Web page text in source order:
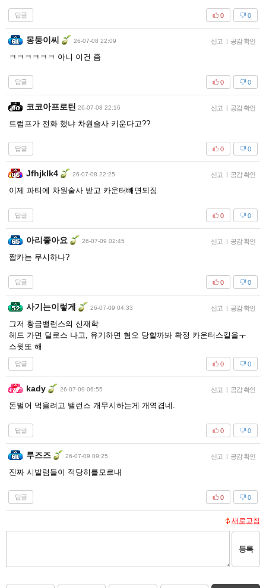
답글 0
0
몽둥이씨 26-07-08 22:09 신고 공감 확인
ㅋㅋㅋㅋㅋㅋ 아니 이건 좀
답글 0
0
코코아프로틴 26-07-08 22:16 신고 공감 확인
트럼프가 전화 했냐 차원술사 키운다고??
답글 0
0
Jfhjklk4 26-07-08 22:25 신고 공감 확인
이제 파티에 차원술사 받고 카운터빼면되징
답글 0
0
아리좋아요 26-07-09 02:45 신고 공감 확인
짭카는 무시하나?
답글 0
0
사기는이렇게 26-07-09 04:33 신고 공감 확인
그저 황금밸런스의 신재학
헤드 가면 딜로스 나고, 유기하면 혐오 당할까봐 확정 카운터스킬을ㅜ
스윗또 해
답글 0
0
kady 26-07-09 06:55 신고 공감 확인
돈벌어 먹을려고 밸런스 개무시하는게 개역겹네.
답글 0
0
루즈즈 26-07-09 09:25 신고 공감 확인
진짜 시발럼들이 적당히를모르내
답글 0
0
새로고침
등록